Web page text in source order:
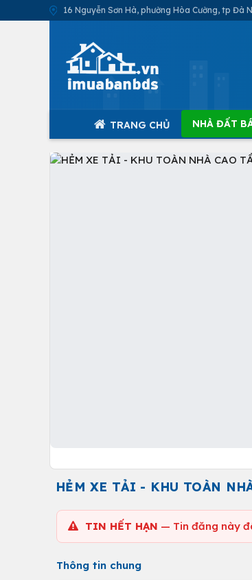
16 Nguyễn Sơn Hà, phường Hòa Cường, tp Đà
TRANG CHỦ NHÀ ĐẤT
HẺM XE TẢI - KHU TOÀN
TIN HẾT HẠN — Tin đăng này
Thông tin chung